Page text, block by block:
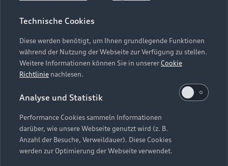
Online-Terminvereinbarung
Servicekontakt
Vertrag widerrufen
Investor Relations
Presse & Media Center
Datenschutz
Audi erleben
Newsletter
Impressum Rechtliches
Hinweisgebersystem
Datenschutzinformation
Cookie-Einstellungen
Cookie-Richtlinie
Barrierefreiheit
Hinweis: Die aktuelle Darstellung und Anordnung der
Embleme am Fahrzeug bei allen Abbildungen auf dieser
Webseite kann abweichen.
Technische Cookies
Diese werden benötigt, um Ihnen grundlegende Funktionen
während der Nutzung der Webseite zur Verfügung zu stellen.
Weitere Informationen können Sie in unsererCookie
Richtlinie nachlesen.
Analyse und Statistik
Performance Cookies sammeln Informationen
darüber, wie unsere Webseite genutzt wird (z. B.
Anzahl der Besuche, Verweildauer). Diese Cookies
werden zur Optimierung der Webseite verwendet.